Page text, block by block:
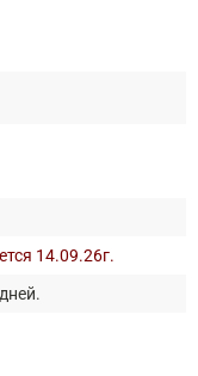
14.09.26г.